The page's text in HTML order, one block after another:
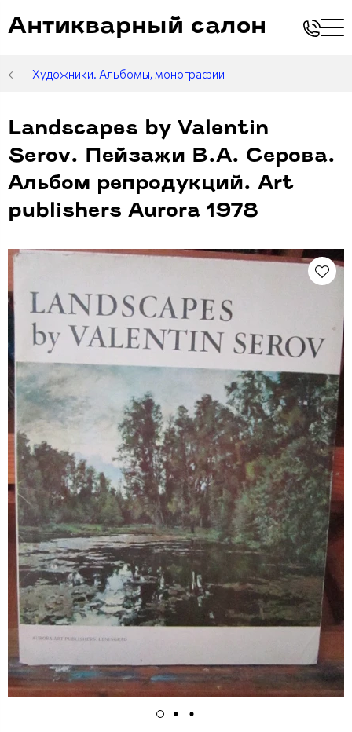
Антикварный салон
Художники. Альбомы, монографии
Landscapes by Valentin
Serov. Пейзажи В.А. Серова.
Альбом репродукций. Art
publishers Aurora 1978